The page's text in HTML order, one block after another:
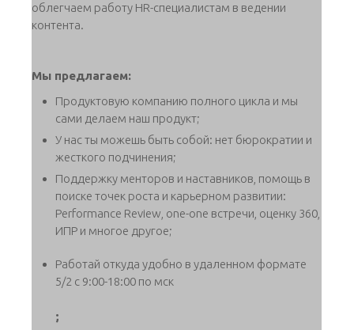
облегчаем работу HR-специалистам в ведении
контента.
Мы предлагаем:
Продуктовую компанию полного цикла и мы
сами делаем наш продукт;
У нас ты можешь быть собой: нет бюрократии и
жесткого подчинения;
Поддержку менторов и наставников, помощь в
поиске точек роста и карьерном развитии:
Performance Review, one-one встречи, оценку 360,
ИПР и многое другое;
Работай откуда удобно в удаленном формате
5/2 с 9:00-18:00 по мск
;